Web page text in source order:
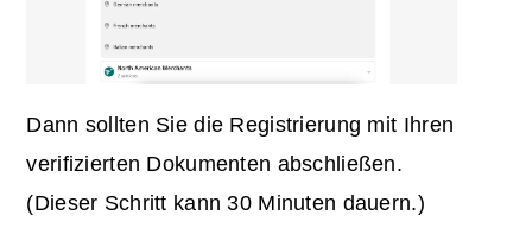
Dann sollten Sie die Registrierung mit Ihren
verifizierten Dokumenten abschließen.
(Dieser Schritt kann 30 Minuten dauern.)